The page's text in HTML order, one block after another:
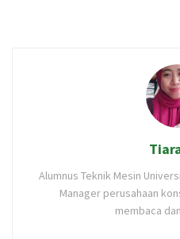
Alumnus Teknik Mesin
Manager perusahaan
membaca